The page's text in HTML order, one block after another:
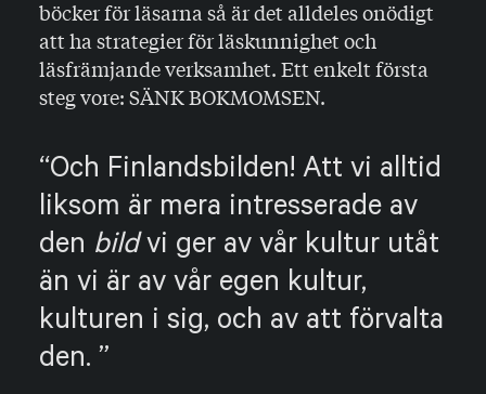
böcker för läsarna så är det alldeles onödigt
att ha strategier för läskunnighet och
läsfrämjande verksamhet. Ett enkelt första
steg vore: SÄNK BOKMOMSEN.
Och Finlandsbilden! Att vi alltid
liksom är mera intresserade av
den bildvi ger av vår kultur utåt
än vi är av vår egen kultur,
kulturen i sig, och av att förvalta
den.